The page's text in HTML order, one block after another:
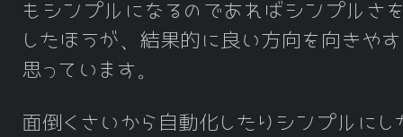
もシンプルになるのであればシンプルさ
したほうが、結果的に良い方向を向きや
思っています。
面倒くさいから自動化したりシンプルにし